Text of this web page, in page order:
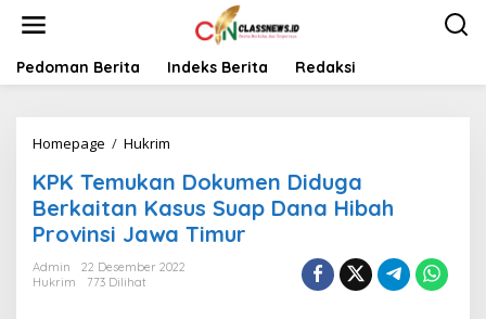
t
Pedoman Berita Indeks Berita Redaksi
Homepage / Hukrim
K
T
e
m
u
KPK Temukan Dokumen Diduga
Berkaitan Kasus Suap Dana Hibah
Provinsi Jawa Timur
Admin
22 Desember 2022
Hukrim
773 Dilihat